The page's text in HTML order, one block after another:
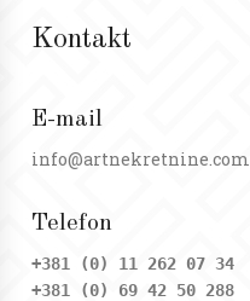
Kontakt
E-mail
info@artnekretnine.com
Telefon
+381 (0) 11 262 07 34
+381 (0) 69 42 50 288